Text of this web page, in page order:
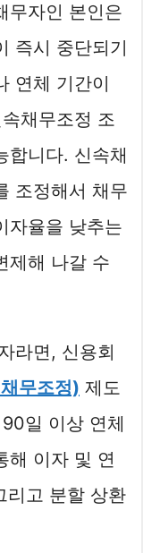
무자인 본인은
즉시 중단되기
연체 기간이
채무조정 조
합니다. 신속채
조정해서 채무
자율을 낮추는
제해 나갈 수
라면, 신용회
무조정) 제도
일 이상 연체
해 이자 및 연
리고 분할 상환